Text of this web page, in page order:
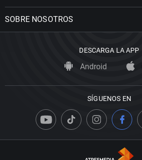
SOBRE NOSOTROS
DESCARGA LA APP
Android
SÍGUENOS EN